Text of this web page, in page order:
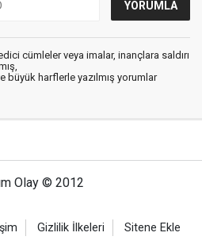
cümleler veya imalar, inançlara saldırı
büyük harflerle yazılmış yorumlar
Olay © 2012
Gizlilik İlkeleri Sitene Ekle